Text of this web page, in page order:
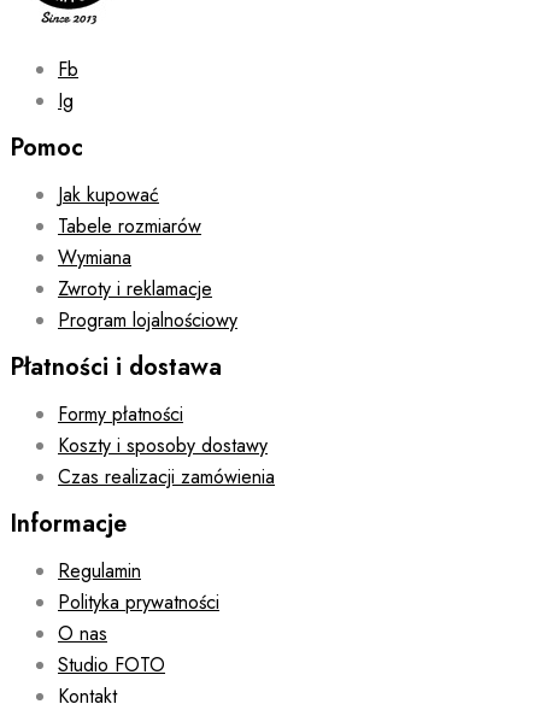
Fb
Ig
Pomoc
Jak kupować
Tabele rozmiarów
Wymiana
Zwroty i reklamacje
Program lojalnościowy
Płatności i dostawa
Formy płatności
Koszty i sposoby dostawy
Czas realizacji zamówienia
Informacje
Regulamin
Polityka prywatności
O nas
Studio FOTO
Kontakt